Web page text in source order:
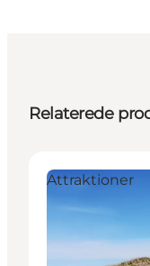
Relaterede
Attraktioner